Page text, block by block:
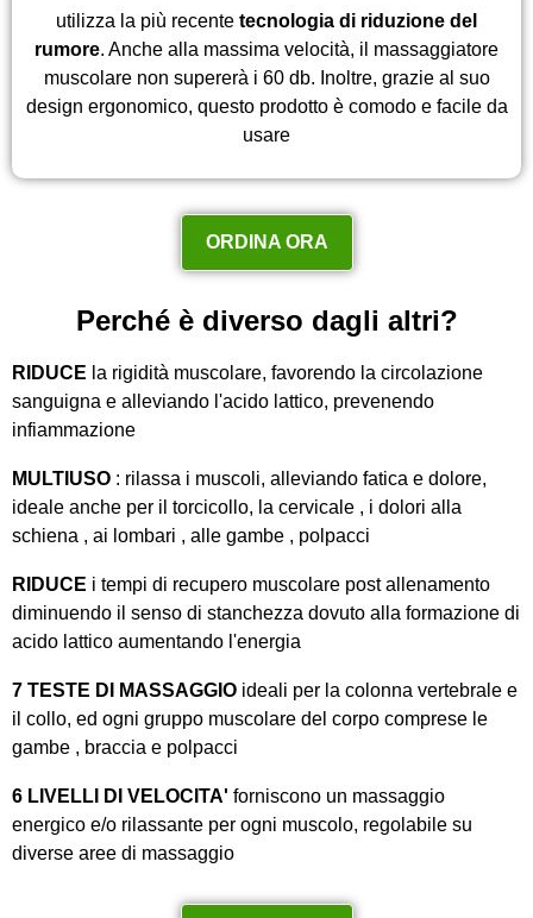
utilizza la più recente tecnologia di riduzione del
rumore. Anche alla massima velocità, il massaggiatore
muscolare non supererà i 60 db. Inoltre, grazie al suo
design ergonomico, questo prodotto è comodo e facile da
usare
ORDINA ORA
Perché è diverso dagli altri?
RIDUCE la rigidità muscolare, favorendo la circolazione
sanguigna e alleviando l'acido lattico, prevenendo
infiammazione
MULTIUSO : rilassa i muscoli, alleviando fatica e dolore,
ideale anche per il torcicollo, la cervicale , i dolori alla
schiena , ai lombari , alle gambe , polpacci
RIDUCE i tempi di recupero muscolare post allenamento
diminuendo il senso di stanchezza dovuto alla formazione di
acido lattico aumentando l'energia
7 TESTE DI MASSAGGIO ideali per la colonna vertebrale e
il collo, ed ogni gruppo muscolare del corpo comprese le
gambe , braccia e polpacci
6 LIVELLI DI VELOCITA' forniscono un massaggio
energico e/o rilassante per ogni muscolo, regolabile su
diverse aree di massaggio